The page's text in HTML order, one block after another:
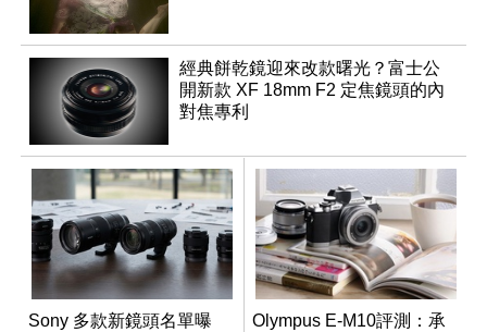
經典餅乾鏡迎來改款曙光？富士公
開新款 XF 18mm F2 定焦鏡頭的內
對焦專利
Sony 多款新鏡頭名單曝
Olympus E-M10評測：承